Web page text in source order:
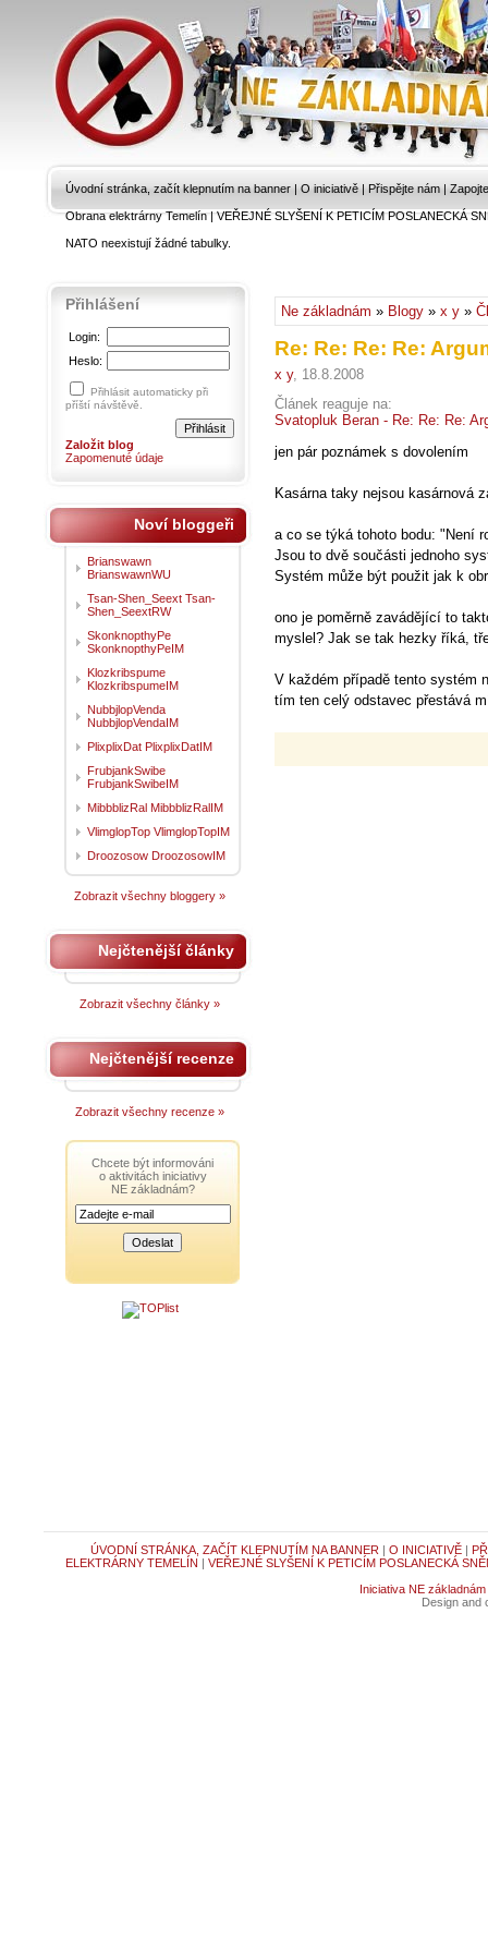
Úvodní stránka, začít klepnutím na banner | O iniciativě | Přispějte nám |
Obrana elektrárny Temelín|VEŘEJNÉ SLYŠENÍ K PETICÍM POSLANECKÁ
NATO neexistují žádné tabulky.
Ne základnám » Blogy » x y »
Re: Re: Re: Re:
x y, 18.8.2008
Článek reaguje na:
Svatopluk Beran - Re: Re: Re:
jen pár poznámek s dovolením
Kasárna taky nejsou kasárnová
a co se týká tohoto bodu: "Není
Jsou to dvě součásti jednoho
Systém může být použit jak k
ono je poměrně zavádějící to
myslel? Jak se tak hezky říká,
V každém případě tento systém
tím ten celý odstavec přestává
Přihlášení
Login:
Heslo:
Přihlásit automaticky při
příští návštěvě.
Založit blog
Zapomenuté údaje
Noví bloggeři
Brianswawn
BrianswawnWU
Tsan-Shen_Seext Tsan-
Shen_SeextRW
SkonknopthyPe
SkonknopthyPeIM
Klozkribspume
KlozkribspumeIM
NubbjlopVenda
NubbjlopVendaIM
PlixplixDat PlixplixDatIM
FrubjankSwibe
FrubjankSwibeIM
MibbblizRal MibbblizRalIM
VlimglopTop VlimglopTopIM
Droozosow DroozosowIM
Zobrazit všechny bloggery »
Nejčtenější články
Zobrazit všechny články »
Nejčtenější recenze
Zobrazit všechny recenze »
Chcete být informováni
o aktivitách iniciativy
NE základnám?
ÚVODNÍ STRÁNKA, ZAČÍT KLEPNUTÍM NA BANNER | O INICIATIVĚ|
ELEKTRÁRNY TEMELÍN | VEŘEJNÉ SLYŠENÍ K PETICÍM POSLANECKÁ
Iniciativa NE základnám
Design and